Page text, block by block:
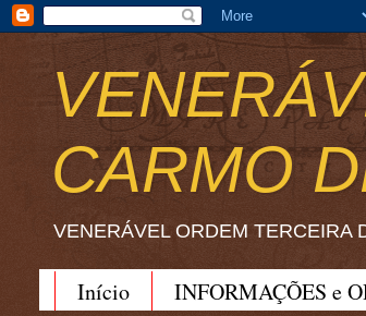
CARMO
VENERÁVEL ORDEM TERCEIRA
Início INFORMAÇÕES e